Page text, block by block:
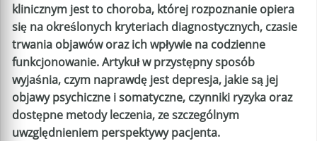
klinicznym jest to choroba, której rozpoznanie opiera
się na określonych kryteriach diagnostycznych, czasie
trwania objawów oraz ich wpływie na codzienne
funkcjonowanie. Artykuł w przystępny sposób
wyjaśnia, czym naprawdę jest depresja, jakie są jej
objawy psychiczne i somatyczne, czynniki ryzyka oraz
dostępne metody leczenia, ze szczególnym
uwzględnieniem perspektywy pacjenta.